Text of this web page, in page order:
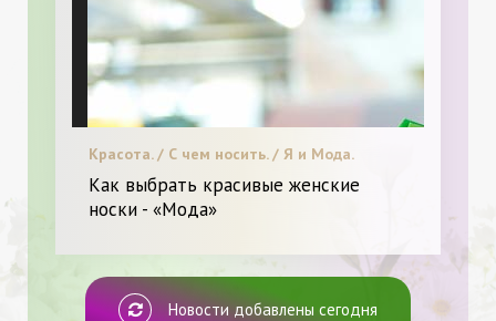
Красота. / С чем носить. / Я и Мода.
Как выбрать красивые женские
носки - «Мода»
Новости добавлены сегодня